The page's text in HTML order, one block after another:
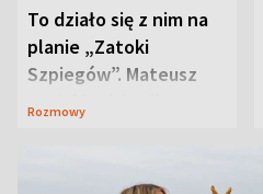
To działo się z nim na
planie „Zatoki
Szpiegów”. Mateusz
Janicki odsłonił
Rozmowy